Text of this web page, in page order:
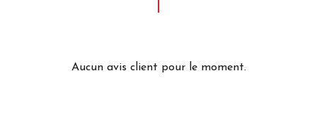
Aucun avis client pour le moment.